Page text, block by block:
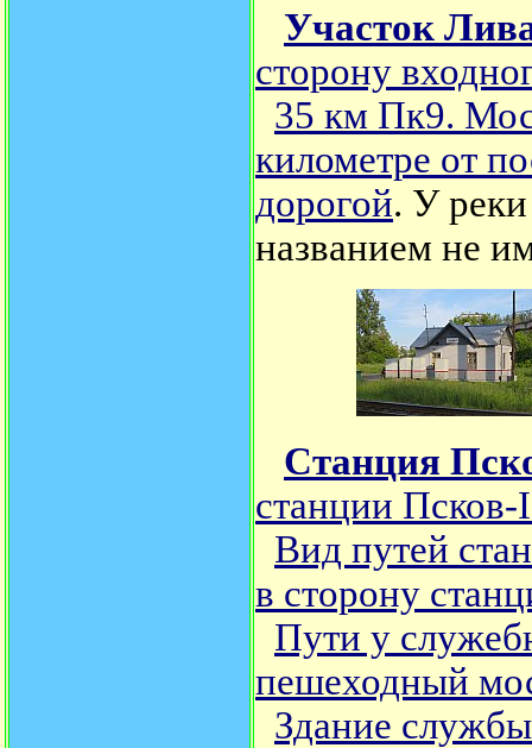
Участок
сторону
35 км Пк9.
километре от
дорогой. У
названием не
Станция
станции Псков-
Вид путей
в сторону
Пути у
пешеходный
Здание